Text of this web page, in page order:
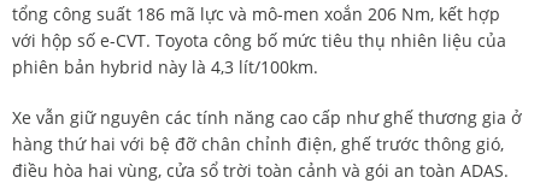
tổng công suất 186 mã lực và mô-men xoắn 206 Nm, kết hợp
với hộp số e-CVT. Toyota công bố mức tiêu thụ nhiên liệu của
phiên bản hybrid này là 4,3 lít/100km.
Xe vẫn giữ nguyên các tính năng cao cấp như ghế thương gia ở
hàng thứ hai với bệ đỡ chân chỉnh điện, ghế trước thông gió,
điều hòa hai vùng, cửa sổ trời toàn cảnh và gói an toàn ADAS.